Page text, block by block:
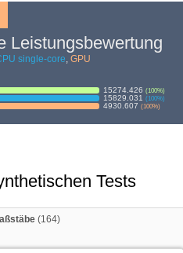
Leistungsbewertung
single-core, GPU
15274.426 (100%)
15829.031 (100%)
4930.607 (100%)
Tests
(164)